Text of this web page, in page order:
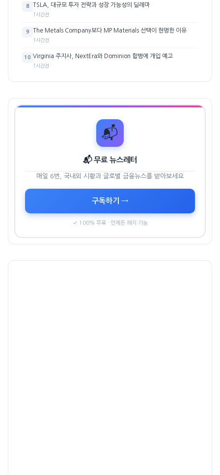
8 TSLA, 대규모 투자 전략과 성장 가능성의 딜레마
1시간전
9 The Metals Company보다 MP Materials 선택이 현명한 이유
1시간전
10 Virginia 주지사, NextEra와 Dominion 합병에 개입 예고
1시간전
📬
📬 무료 뉴스레터
매일 6번, 국내외 시황과 글로벌 금융뉴스를 받아보세요
구독하기 →
✓ 100% 무료 · 언제든 해지 가능